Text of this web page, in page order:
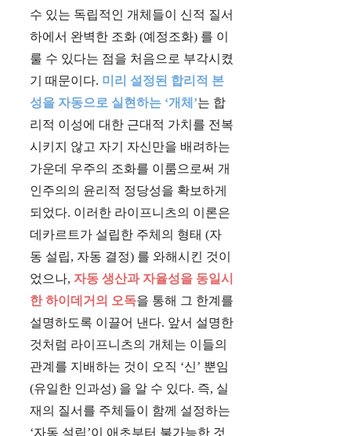
수 있는 독립적인 개체들이 신적 질서
하에서 완벽한 조화 (예정조화) 를 이
룰 수 있다는 점을 처음으로 부각시켰
기 때문이다. 미리 설정된 합리적 본
성을 자동으로 실현하는 ‘개체’는 합
리적 이성에 대한 근대적 가치를 전복
시키지 않고 자기 자신만을 배려하는
가운데 우주의 조화를 이룸으로써 개
인주의의 윤리적 정당성을 확보하게
되었다. 이러한 라이프니츠의 이론은
데카르트가 설립한 주체의 형태 (자
동 설립, 자동 결정) 를 와해시킨 것이
었으나, 자동 생산과 자율성을 동일시
한 하이데거의 오독을 통해 그 한계를
설명하도록 이끌어 낸다. 앞서 설명한
것처럼 라이프니츠의 개체는 이들의
관계를 지배하는 것이 오직 ‘신’ 뿐임
(유일한 인과성) 을 알 수 있다. 즉, 실
재의 질서를 주체들이 함께 설정하는
‘자동 설립’이 애초부터 불가능한 것